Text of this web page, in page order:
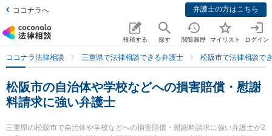
ココナラへ 弁護士の方はこちら
投稿する 探す 閲覧履歴 マイリスト ログイン
ココナラ法律相談 三重県で法律相談できる弁護士 松阪市で法律相談で
松阪市の自治体や学校などへの損害賠償・慰謝
料請求に強い弁護士
三重県の松阪市で自治体や学校などへの損害賠償・慰謝料請求に強い弁護士が2